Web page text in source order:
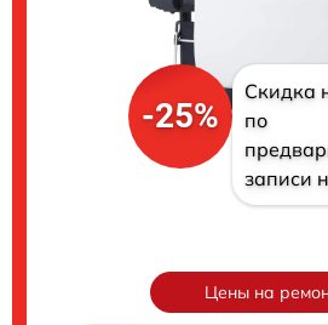
-25%
Скидка
по
записи
Цены на